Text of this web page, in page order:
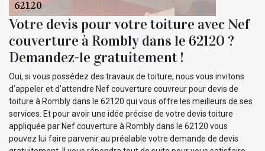
Votre devis pour votre toiture avec Nef
couverture à Rombly dans le 62120 ?
Demandez-le gratuitement !
Oui, si vous possédez des travaux de toiture, nous vous invitons
d’appeler et d’attendre Nef couverture couvreur pour devis de
toiture à Rombly dans le 62120 qui vous offre les meilleurs de ses
services. Et pour avoir une idée précise de votre devis toiture
appliquée par Nef couverture à Rombly dans le 62120 vous
pouvez lui faire parvenir au préalable votre demande de devis